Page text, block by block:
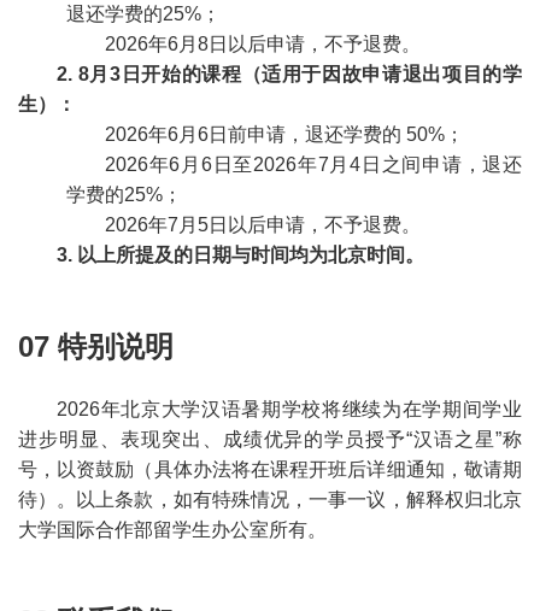
退还学费的25%；
2026年6月8日以后申请，不予退费。
2. 8月3日开始的课程（适用于因故申请退出项目的学
生）：
2026年6月6日前申请，退还学费的 50%；
2026年6月6日至2026年7月4日之间申请，退还
学费的25%；
2026年7月5日以后申请，不予退费。
3. 以上所提及的日期与时间均为北京时间。
07 特别说明
2026年北京大学汉语暑期学校将继续为在学期间学业
进步明显、表现突出、成绩优异的学员授予“汉语之星”称
号，以资鼓励（具体办法将在课程开班后详细通知，敬请期
待）。以上条款，如有特殊情况，一事一议，解释权归北京
大学国际合作部留学生办公室所有。